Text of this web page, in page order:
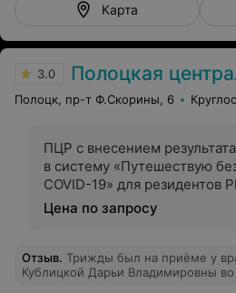
Карта
3.0 Полоцкая центральная
Полоцк, пр-т Ф.Скорины, 6
ПЦР с внесением результата
в систему «Путешествую
COVID-19» для резидентов
Цена по запросу
Отзыв. Трижды был на приёме у
Кублицкой Дарьи Владимировны